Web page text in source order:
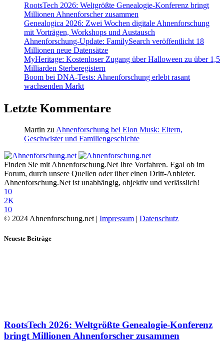
RootsTech 2026: Weltgrößte Genealogie-Konferenz bringt
Millionen Ahnenforscher zusammen
Genealogica 2026: Zwei Wochen digitale Ahnenforschung
mit Vorträgen, Workshops und Austausch
Ahnenforschung-Update: FamilySearch veröffentlicht 18
Millionen neue Datensätze
MyHeritage: Kostenloser Zugang über Halloween zu über 1,5
Milliarden Sterberegistern
Boom bei DNA-Tests: Ahnenforschung erlebt rasant
wachsenden Markt
Letzte Kommentare
Martin zu Ahnenforschung bei Elon Musk: Eltern,
Geschwister und Familiengeschichte
Finden Sie mit Ahnenforschung.Net Ihre Vorfahren. Egal ob im
Forum, durch unsere Quellen oder über einen Dritt-Anbieter.
Ahnenforschung.Net ist unabhängig, objektiv und verlässlich!
10
2K
10
© 2024 Ahnenforschung.net | Impressum | Datenschutz
Neueste Beiträge
RootsTech 2026: Weltgrößte Genealogie-Konferenz
bringt Millionen Ahnenforscher zusammen